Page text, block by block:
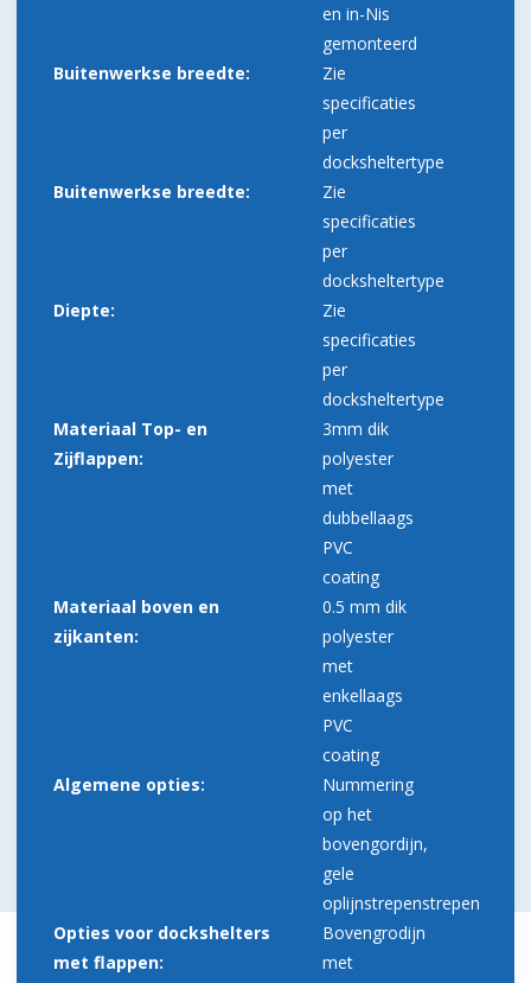
en in-Nis
gemonteerd
Buitenwerkse breedte:
Zie
specificaties
per
docksheltertype
Buitenwerkse breedte:
Zie
specificaties
per
docksheltertype
Diepte:
Zie
specificaties
per
docksheltertype
Materiaal Top- en
Zijflappen:
3mm dik
polyester
met
dubbellaags
PVC
coating
Materiaal boven en
zijkanten:
0.5 mm dik
polyester
met
enkellaags
PVC
coating
Algemene opties:
Nummering
op het
bovengordijn,
gele
oplijnstrepenstrepen
Opties voor dockshelters
met flappen:
Bovengrodijn
met